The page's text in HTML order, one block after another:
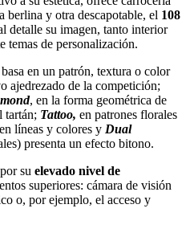
berlina y otra descapotable, el 108
detalle su imagen, tanto interior
temas de personalización.
en un patrón, textura o color
ajedrezado de la competición;
, en la forma geométrica de
tartán; Tattoo, en patrones florales
líneas y colores y Dual
presenta un efecto bitono.
su elevado nivel de
superiores: cámara de visión
o, por ejemplo, el acceso y